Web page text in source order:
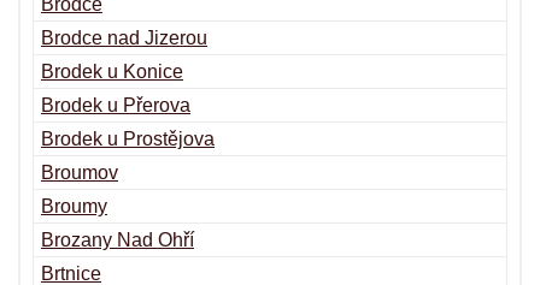
Brodce
Brodce nad Jizerou
Brodek u Konice
Brodek u Přerova
Brodek u Prostějova
Broumov
Broumy
Brozany Nad Ohří
Brtnice